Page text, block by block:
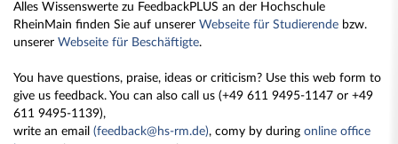
Alles Wissenswerte zu FeedbackPLUS an der Hochschule
RheinMain finden Sie auf unserer Webseite für Studierende bzw.
unserer Webseite für Beschäftigte.
You have questions, praise, ideas or criticism? Use this web form to
give us feedback. You can also call us (+49 611 9495-1147 or +49
611 9495-1139),
write an email (feedback@hs-rm.de), comy by during online office